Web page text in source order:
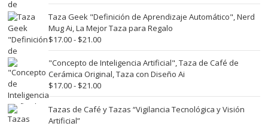
hasta
$21.00
de
precios:
desde
$17.00
hasta
$21.00
Taza Geek "Definición de Aprendizaje Automático", Nerd
Mug Ai, La Mejor Taza para Regalo
$17.00- $21.00Rango
de
precios:
desde
$17.00
hasta
$21.00
"Concepto de Inteligencia Artificial", Taza de Café de
Cerámica Original, Taza con Diseño Ai
$17.00- $21.00Rango
de
precios:
Tazas de Café y Tazas “Vigilancia Tecnológica y Visión
Artificial”